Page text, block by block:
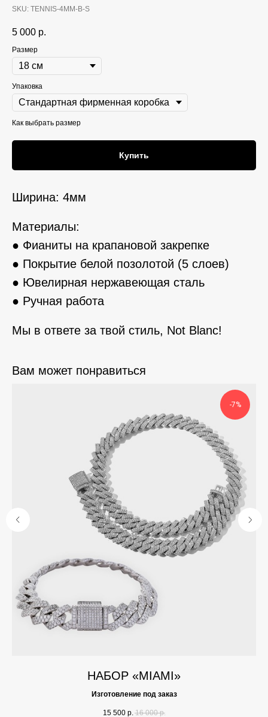
SKU: TENNIS-4MM-B-S
5 000 р.
Размер
Упаковка
Как выбрать размер
Купить
Ширина: 4мм
Материалы:
● Фианиты на крапановой закрепке
● Покрытие белой позолотой (5 слоев)
● Ювелирная нержавеющая сталь
● Ручная работа
Мы в ответе за твой стиль, Not Blanc!
Вам может понравиться
-7%
НАБОР «MIAMI»
Изготовление под заказ
15 500 р. 16 000 р.